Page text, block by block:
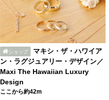
ショップ
マキシ・ザ・ハワイア
ン・ラグジュアリー・デザイン／
Maxi The Hawaiian Luxury
Design
ここから約42m